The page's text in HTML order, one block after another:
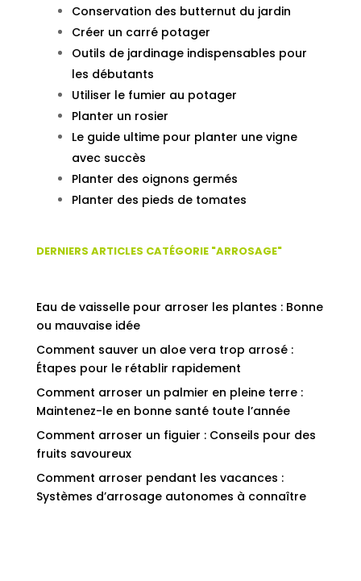
Conservation des butternut du jardin
Créer un carré potager
Outils de jardinage indispensables pour
les débutants
Utiliser le fumier au potager
Planter un rosier
Le guide ultime pour planter une vigne
avec succès
Planter des oignons germés
Planter des pieds de tomates
DERNIERS ARTICLES CATÉGORIE "ARROSAGE"
Eau de vaisselle pour arroser les plantes : Bonne
ou mauvaise idée
Comment sauver un aloe vera trop arrosé :
Étapes pour le rétablir rapidement
Comment arroser un palmier en pleine terre :
Maintenez-le en bonne santé toute l’année
Comment arroser un figuier : Conseils pour des
fruits savoureux
Comment arroser pendant les vacances :
Systèmes d’arrosage autonomes à connaître